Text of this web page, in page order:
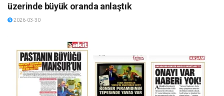
üzerinde büyük oranda anlaştık
2026-03-30